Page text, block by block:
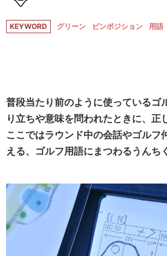
KEYWORD グリーン ピンポジション 用語
普段当たり前のように使っているゴ
り立ちや意味を問われたときに、
ここではラウンド中の会話やゴルフ
える、ゴルフ用語にまつわるうんち